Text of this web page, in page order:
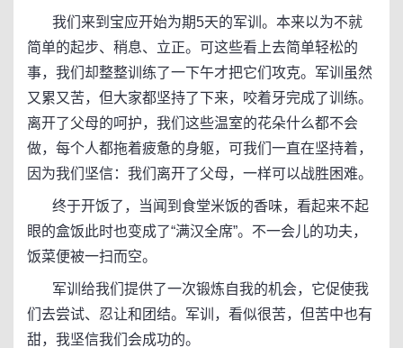
我们来到宝应开始为期5天的军训。本来以为不就
简单的起步、稍息、立正。可这些看上去简单轻松的
事，我们却整整训练了一下午才把它们攻克。军训虽然
又累又苦，但大家都坚持了下来，咬着牙完成了训练。
离开了父母的呵护，我们这些温室的花朵什么都不会
做，每个人都拖着疲惫的身躯，可我们一直在坚持着，
因为我们坚信：我们离开了父母，一样可以战胜困难。
终于开饭了，当闻到食堂米饭的香味，看起来不起
眼的盒饭此时也变成了“满汉全席”。不一会儿的功夫，
饭菜便被一扫而空。
军训给我们提供了一次锻炼自我的机会，它促使我
们去尝试、忍让和团结。军训，看似很苦，但苦中也有
甜，我坚信我们会成功的。